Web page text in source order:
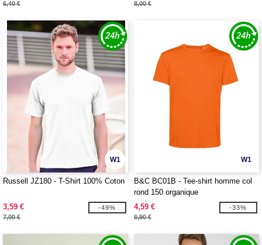
6,40 € 8,00 €
W1
Russell JZ180 - T-Shirt 100% Coton
3,59 €
7,00 €
-49%
W1
B&C BC01B - Tee-shirt homme col
rond 150 organique
4,59 €
6,90 €
-33%